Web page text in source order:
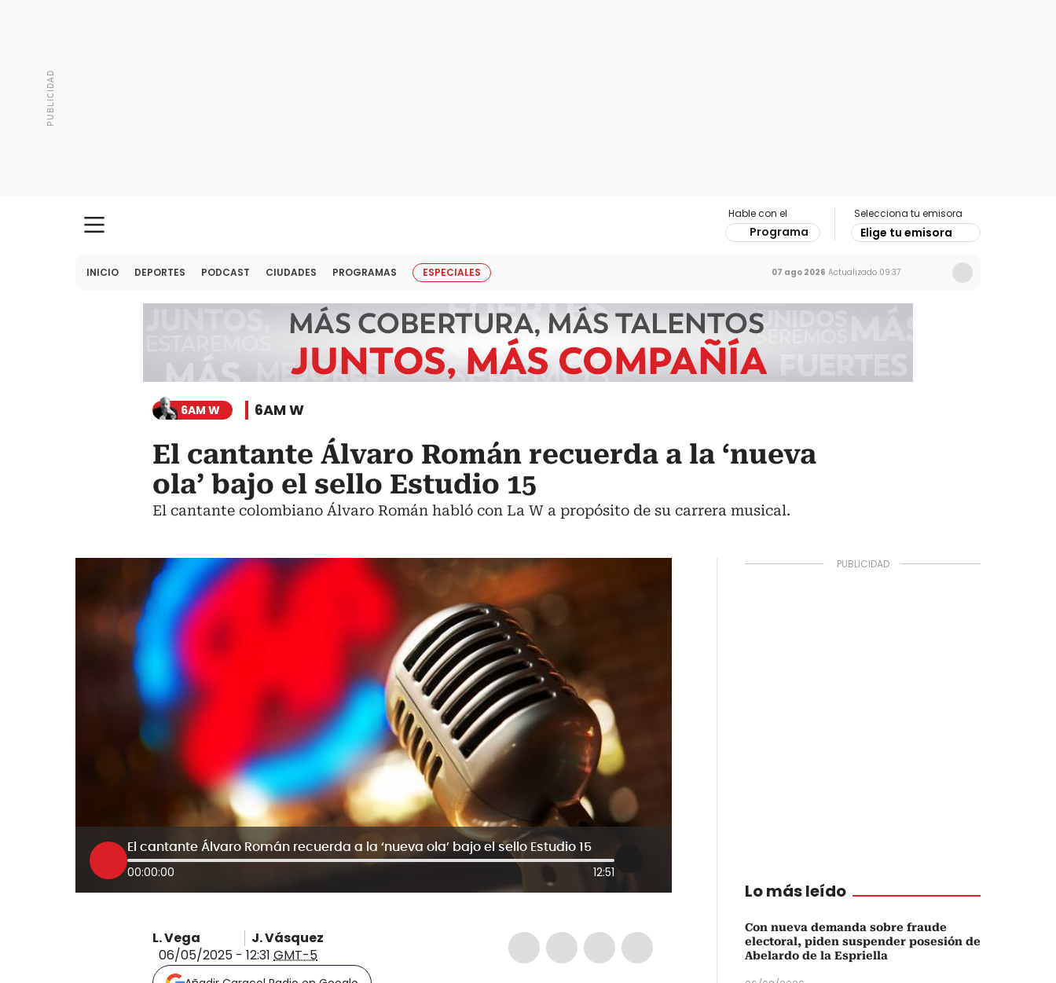
Hable con el
Programa
Selecciona tu emisora
Elige tu emisora
INICIO DEPORTES PODCAST CIUDADES PROGRAMAS ESPECIALES 07 ago 2026 Actualizado 09:37
6AM W 6AM W
El cantante Álvaro Román recuerda a la ‘nueva
ola’ bajo el sello Estudio 15
El cantante colombiano Álvaro Román habló con La W a propósito de su carrera musical.
El cantante Álvaro Román recuerda a la ‘nueva ola’ bajo el sello Estudio 15
00:00:00 12:51
L. Vega
J. Vásquez
06/05/2025 - 12:31 GMT-5
Lo más leído
Con nueva demanda sobre fraude
electoral, piden suspender posesión de
Abelardo de la Espriella